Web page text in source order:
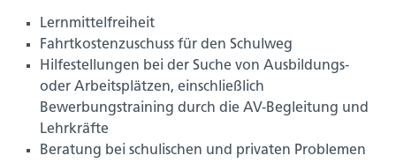
Lernmittelfreiheit
Fahrtkostenzuschuss für den Schulweg
Hilfestellungen bei der Suche von Ausbildungs-
oder Arbeitsplätzen, einschließlich
Bewerbungstraining durch die AV-Begleitung und
Lehrkräfte
Beratung bei schulischen und privaten Problemen